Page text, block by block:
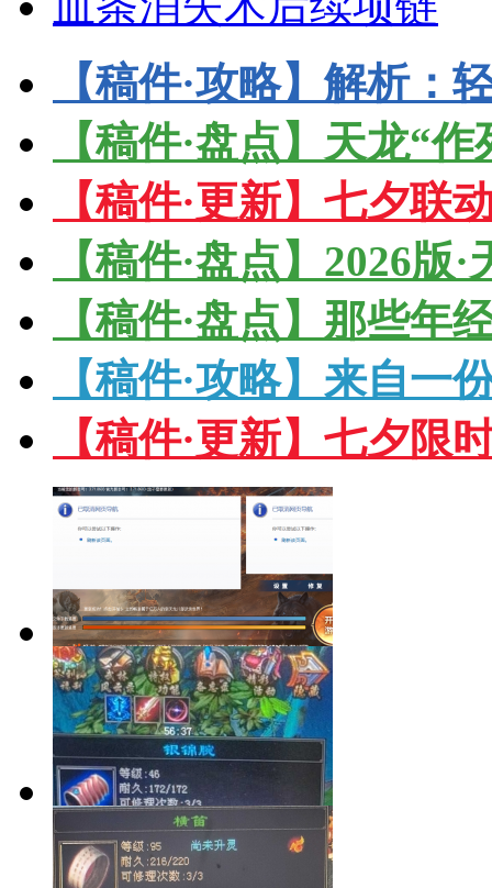
【稿件·攻略】解析
【稿件·盘点】天龙“
【稿件·更新】七夕联
【稿件·盘点】2026版
【稿件·盘点】那些
【稿件·攻略】来自一
【稿件·更新】七夕限
出现这种情况
怎么办呀！
出8星喽！